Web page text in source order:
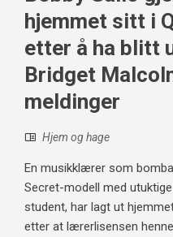
hjemmet sitt i
etter å ha blitt
Bridget
meldinger
Hjem og hage
En musikklærer som
Secret-modell med
student, har lagt ut
etter at lærerlisensen